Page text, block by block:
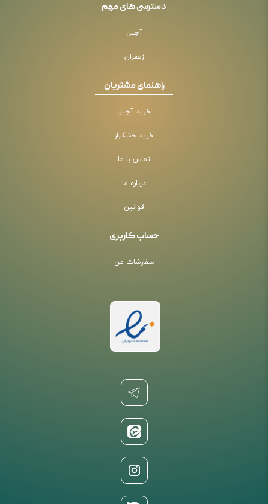
دسترسی های مهم
آجیل
زعفران
راهنمای مشتریان
خرید آجیل
خرید خشکبار
تماس با ما
درباره ما
قوانین
حساب کاربری
سفارشات من